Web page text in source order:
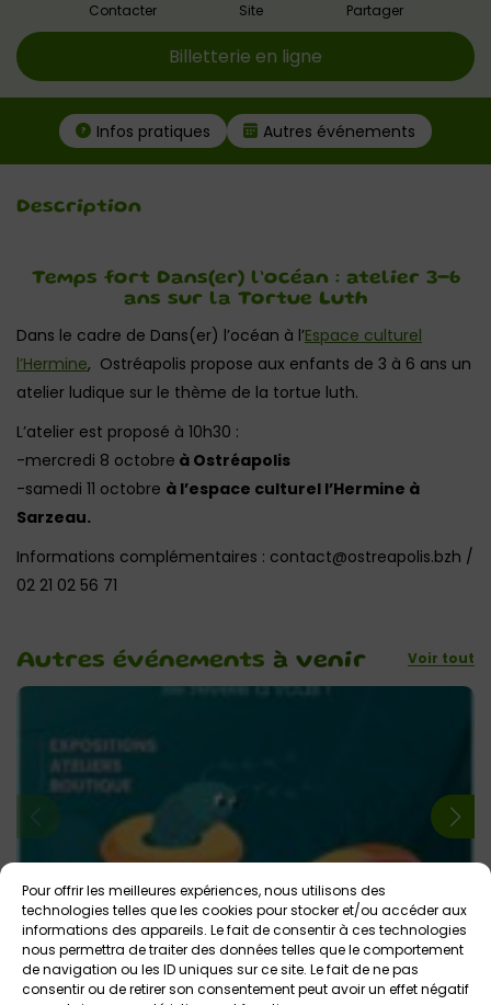
Pour offrir les meilleures expériences, nous utilisons des
technologies telles que les cookies pour stocker et/ou accéder aux
informations des appareils. Le fait de consentir à ces technologies
nous permettra de traiter des données telles que le comportement
de navigation ou les ID uniques sur ce site. Le fait de ne pas
consentir ou de retirer son consentement peut avoir un effet négatif
Contacter Site Partager
Billetterie en ligne
Infos pratiques Autres événements
Description
Temps fort Dans(er) l’océan : atelier 3-6
ans sur la Tortue Luth
Dans le cadre de Dans(er) l’océan à l’Espace culturel
l’Hermine, Ostréapolis propose aux enfants de 3 à 6 ans un
atelier ludique sur le thème de la tortue luth.
L’atelier est proposé à 10h30 :
-mercredi 8 octobre à Ostréapolis
-samedi 11 octobre à l’espace culturel l’Hermine à
Sarzeau.
Informations complémentaires : contact@ostreapolis.bzh /
02 21 02 56 71
Autres événements à venir Voir tout
1 juillet 2026 > 31 août 2026
Les visites guidées de l’été (dont visite enfants)
à Ostréapolis
Ostréapolis Tout public